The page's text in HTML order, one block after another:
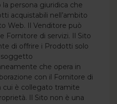
la persona giuridica che
acquistabili nell’ambito
Web. Il Venditore può
Fornitore di servizi. Il Sito
di offrire i Prodotti solo
soggetto
che opera in
con il Fornitore di
cui è collegato tramite
Il Sito non è una